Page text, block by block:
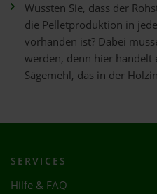
Wussten Sie, dass der
die Pelletproduktion in
vorhanden ist? Dabei
werden, denn hier handelt
Sägemehl, das in der
SERVICES
Hilfe & FAQ